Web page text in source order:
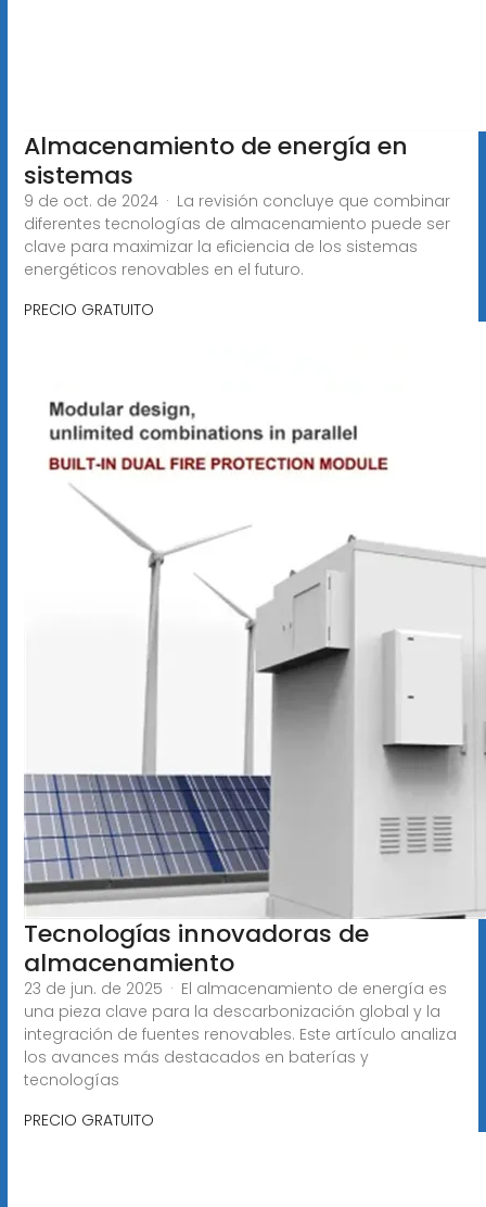
Almacenamiento de energía en
sistemas
9 de oct. de 2024 · La revisión concluye que combinar
diferentes tecnologías de almacenamiento puede ser
clave para maximizar la eficiencia de los sistemas
energéticos renovables en el futuro.
PRECIO GRATUITO
Tecnologías innovadoras de
almacenamiento
23 de jun. de 2025 · El almacenamiento de energía es
una pieza clave para la descarbonización global y la
integración de fuentes renovables. Este artículo analiza
los avances más destacados en baterías y
tecnologías
PRECIO GRATUITO